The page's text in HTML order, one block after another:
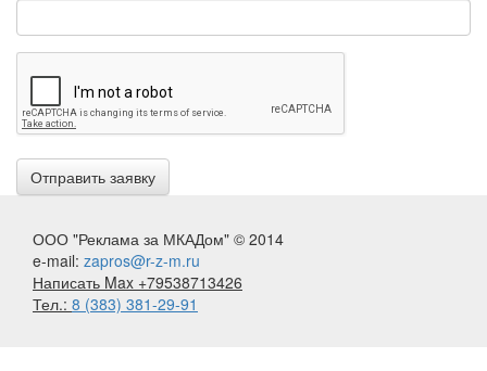
ООО "Реклама за МКАДом" © 2014
e-mail: zapros@r-z-m.ru
Написать Max +79538713426
Тел.: 8 (383) 381-29-91